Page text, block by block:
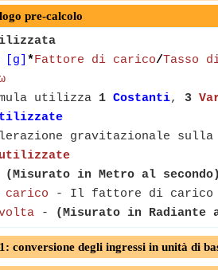
pre-calcolo
[g] *Fattore di carico/Tasso
utilizza 1 Costanti, 3
gravitazionale sulla
(Misurato in Metro al secondo)
carico - Il fattore di carico è
- (Misurato in Radiante
conversione degli ingressi in unità di